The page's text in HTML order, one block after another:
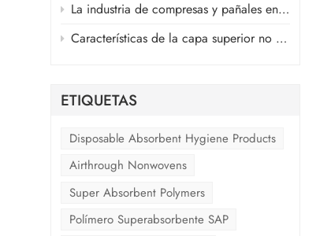
La industria de compresas y pañales en medio de la guerra en Oriente Medio
Características de la capa superior no tejida de aire caliente y la capa no tejida ADL de productos sanitarios
ETIQUETAS
Disposable Absorbent Hygiene Products
Airthrough Nonwovens
Super Absorbent Polymers
Polímero Superabsorbente SAP